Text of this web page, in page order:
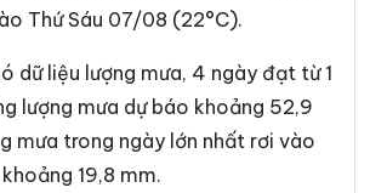
Xã Đạ Huoai
Xã Đạ Huoai 3
Xã Đạ Tẻh 2
Xã Đắk Mil
Thứ Sáu 07/08 (22°C).
dữ liệu lượng mưa, 4 ngày đạt từ 1
lượng mưa dự báo khoảng 52,9
mưa trong ngày lớn nhất rơi vào
19,8 mm.